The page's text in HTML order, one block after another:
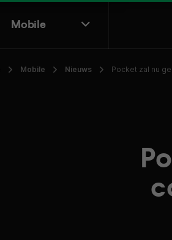
Mobile
Mobile Nieuws Pocket zal nu